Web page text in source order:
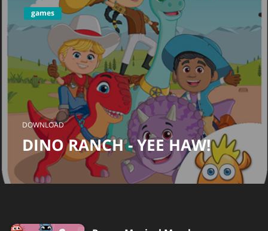
games
DOWNLOAD
DINO RANCH - YEE HAW!